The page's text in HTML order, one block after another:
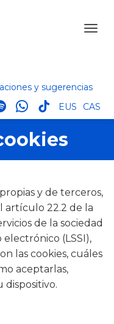
y sugerencias
whatsapp
tik
tok
EUS CAS
y de terceros,
22.2 de la
de la sociedad
(LSSI),
las cookies, cuáles
aceptarlas,
dispositivo.